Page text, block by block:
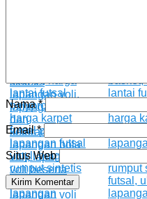
Nama*
Email*
Situs Web